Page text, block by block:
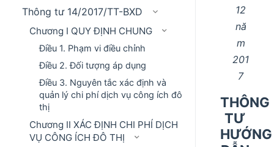
Thông tư 14/2017/TT-BXD
Chương I QUY ĐỊNH CHUNG
Điều 1. Phạm vi điều chỉnh
Điều 2. Đối tượng áp dụng
Điều 3. Nguyên tắc xác định và
quản lý chi phí dịch vụ công ích đô
thị
Chương II XÁC ĐỊNH CHI PHÍ DỊCH
VỤ CÔNG ÍCH ĐÔ THỊ
12
nă
m
201
7
THÔNG
TƯ
HƯỚNG